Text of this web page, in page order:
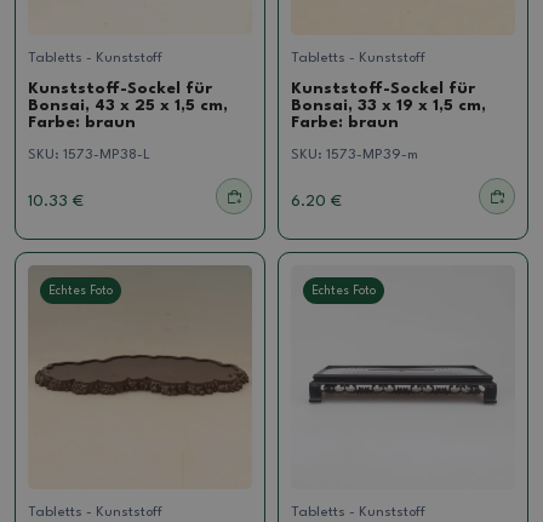
Tabletts - Kunststoff
Kunststoff-Sockel für
Bonsai, 43 x 25 x 1,5 cm,
Farbe: braun
SKU: 1573-MP38-L
10.33 €
Tabletts - Kunststoff
Kunststoff-Sockel für
Bonsai, 33 x 19 x 1,5 cm,
Farbe: braun
SKU: 1573-MP39-m
6.20 €
Echtes Foto
Tabletts - Kunststoff
Echtes Foto
Tabletts - Kunststoff